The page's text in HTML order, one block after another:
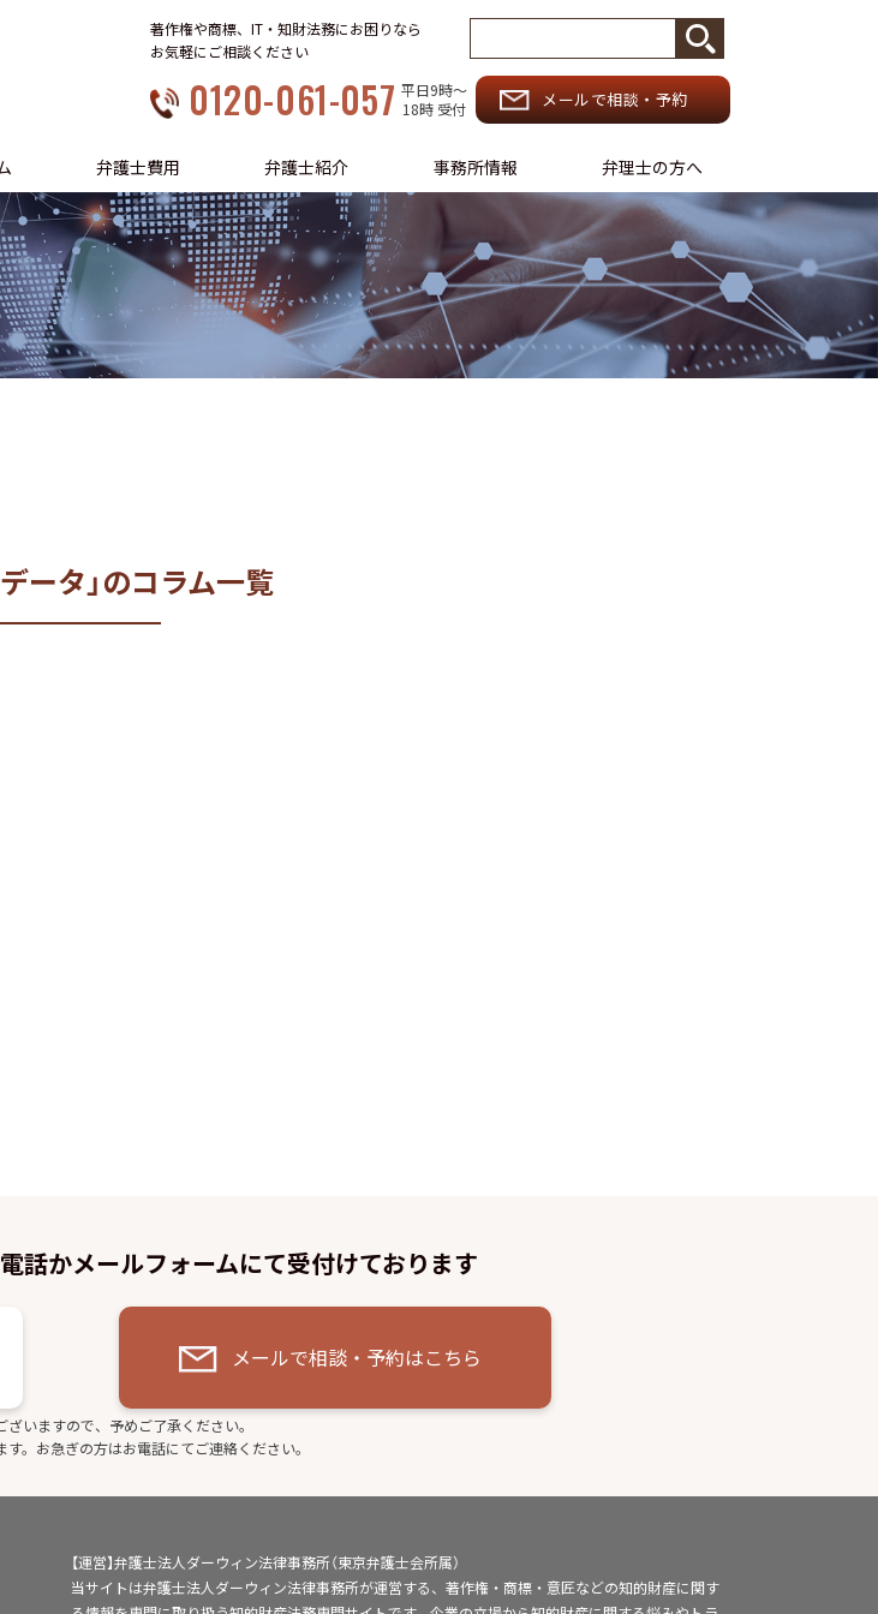
著作権や商標、IT・知財法務にお困りなら
お気軽にご相談ください
0120-061-057 平日9時〜
18時 受付
メールで相談・予約
弁護士費用 弁護士紹介 事務所情報 弁理士の方へ
ータ」のコラム一覧
話かメールフォームにて受付けております
メールで相談・予約はこちら
いますので、予めご了承ください。
。お急ぎの方はお電話にてご連絡ください。
【運営】弁護士法人ダーウィン法律事務所（東京弁護士会所属）
当サイトは弁護士法人ダーウィン法律事務所が運営する、著作権・商標・意匠などの知的財産に関す